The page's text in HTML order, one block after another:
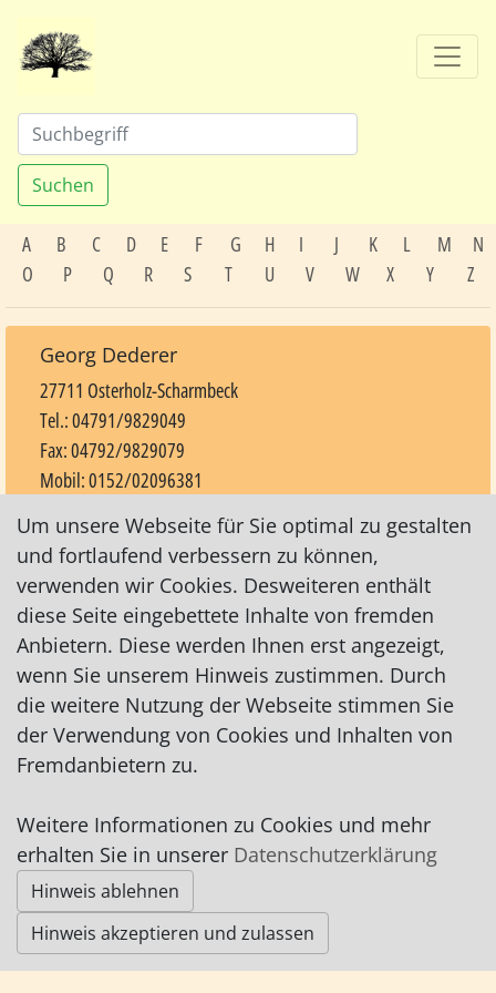
Suchen
A B C D E F G H I J K L M
N
O
P Q R S T U V W X Y Z
Georg Dederer
27711 Osterholz-Scharmbeck
Tel.: 04791/9829049
Fax: 04792/9829079
Mobil: 0152/02096381
Malermeister - Ausführung sämtlicher Malerarbeiten, Lack-,
Dispersions-, Kalkpressspachteltechniken, Wandmalerei,
Stuckarbeiten, Moderne Raumgestaltung.
Impressum|Datenschutz|AGB
© Worpswede24 2015-2026
Um unsere Webseite für Sie optimal zu gestalten
und fortlaufend verbessern zu können,
verwenden wir Cookies. Desweiteren enthält
diese Seite eingebettete Inhalte von fremden
Anbietern. Diese werden Ihnen erst angezeigt,
wenn Sie unserem Hinweis zustimmen. Durch
die weitere Nutzung der Webseite stimmen Sie
der Verwendung von Cookies und Inhalten von
Fremdanbietern zu.
Weitere Informationen zu Cookies und mehr
erhalten Sie in unserer Datenschutzerklärung
Hinweis ablehnen
Hinweis akzeptieren und zulassen